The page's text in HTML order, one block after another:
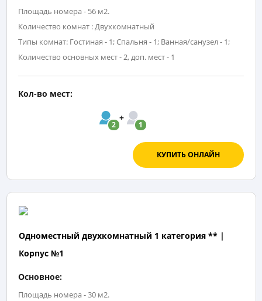
Площадь номера - 56 м2.
Количество комнат : Двухкомнатный
Типы комнат: Гостиная - 1; Спальня - 1; Ванная/санузел - 1;
Количество основных мест - 2, доп. мест - 1
Кол-во мест:
2 1
КУПИТЬ ОНЛАЙН
Одноместный двухкомнатный 1 категория ** |
Корпус №1
Основное:
Площадь номера - 30 м2.